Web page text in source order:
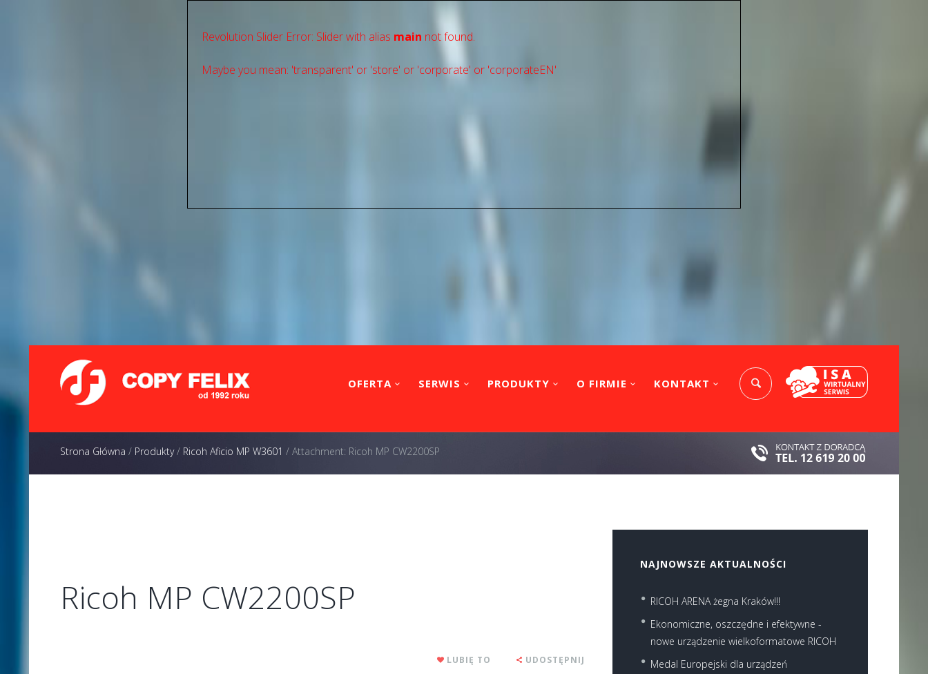
Revolution Slider Error: Slider with alias main not found.
Maybe you mean: 'transparent' or 'store' or 'сorporate' or 'corporateEN'
OFERTA SERWIS PRODUKTY O FIRMIE KONTAKT
Strona Główna / Produkty/ Ricoh Aficio MP W3601 / Attachment: Ricoh MP CW2200SP
Ricoh MP CW2200SP
LUBIĘ TO UDOSTĘPNIJ
NAJNOWSZE AKTUALNOŚCI
RICOH ARENA żegna Kraków!!!
Ekonomiczne, oszczędne i efektywne -
nowe urządzenie wielkoformatowe RICOH
Medal Europejski dla urządzeń